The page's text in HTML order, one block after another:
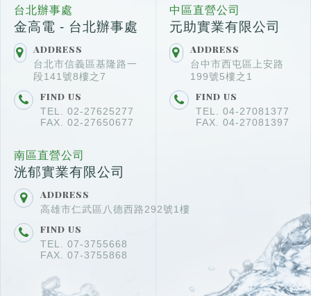
台北辦事處
金高電 - 台北辦事處
ADDRESS
台北市信義區基隆路一
段141號8樓之7
FIND US
TEL. 02-27625277
FAX. 02-27650677
中區直營公司
元助實業有限公司
ADDRESS
台中市西屯區上安路
199號5樓之1
FIND US
TEL. 04-27081377
FAX. 04-27081397
南區直營公司
洸郁實業有限公司
ADDRESS
高雄市仁武區八德西路292號1樓
FIND US
TEL. 07-3755668
FAX. 07-3755868